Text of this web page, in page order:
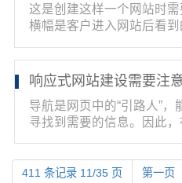
这是创建这样一个网站时
横幅是客户进入网站后看
响应式网站建设需要注
导航是网页中的“引路人”
寻找到需要的信息。因此
411 条记录 11/35 页 第一页